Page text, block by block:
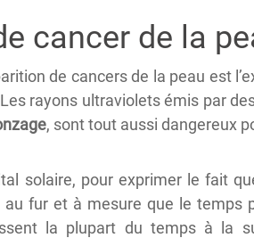
cancer de la
de cancers de la peau est
rayons ultraviolets émis par
, sont tout aussi dangereux
solaire, pour exprimer le fait
au fur et à mesure que le temps
la plupart du temps à la